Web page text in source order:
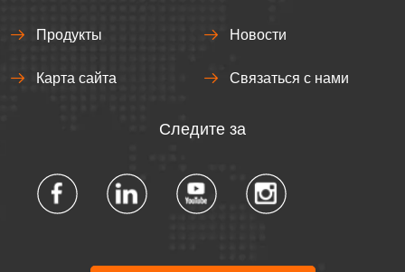
Продукты Новости
Карта сайта Связаться с нами
Следите за